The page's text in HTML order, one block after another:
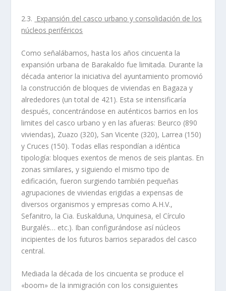
2.3. Expansión del casco urbano y consolidación de los
núcleos periféricos
Como señalábamos, hasta los años cincuenta la
expansión urbana de Barakaldo fue limitada. Durante la
década anterior la iniciativa del ayuntamiento promovió
la construcción de bloques de viviendas en Bagaza y
alrededores (un total de 421). Esta se intensificarí­a
después, concentrándose en auténticos barrios en los
limites del casco urbano y en las afueras: Beurco (890
viviendas), Zuazo (320), San Vicente (320), Larrea (150)
y Cruces (150). Todas ellas respondí­an a idéntica
tipologí­a: bloques exentos de menos de seis plantas. En
zonas similares, y siguiendo el mismo tipo de
edificación, fueron surgiendo también pequeñas
agrupaciones de viviendas erigidas a expensas de
diversos organismos y empresas como A.H.V.,
Sefanitro, la Cia. Euskalduna, Unquinesa, el Cí­rculo
Burgalés… etc.). Iban configurándose así­ núcleos
incipientes de los futuros barrios separados del casco
central.
Mediada la década de los cincuenta se produce el
«boom» de la inmigración con los consiguientes